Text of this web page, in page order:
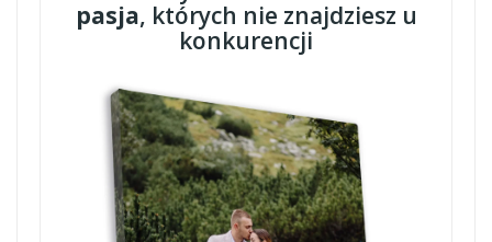
pasja, których nie znajdziesz u
konkurencji